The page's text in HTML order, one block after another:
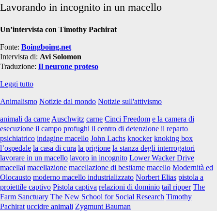
Lavorando in incognito in un macello
Un’intervista con Timothy Pachirat
Fonte: Boingboing.net
Intervista di: Avi Solomon
Traduzione: Il neurone proteso
Leggi tuttoLavorando
incognito
un
macello
Animalismo Notizie dal mondo Notizie sull'attivismo
animali da carne Auschwitz carne Cinci Freedom e la camera di
esecuzione il campo profughi il centro di detenzione il reparto
psichiatrico indagine macello John Lachs knocker knoking box
l’ospedale la casa di cura la prigione la stanza degli interrogatori
lavorare in un macello lavoro in incognito Lower Wacker Drive
macellai macellazione macellazione di bestiame macello Modernità ed
Olocausto moderno macello industrializzato Norbert Elias pistola a
proiettile captivo Pistola captiva relazioni di dominio tail ripper The
Farm Sanctuary The New School for Social Research Timothy
Pachirat uccidre animali Zygmunt Bauman